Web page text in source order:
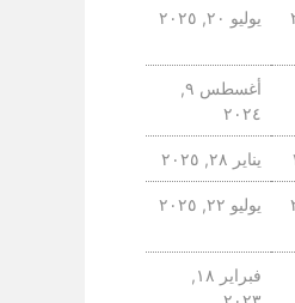
يوليو ٢٠, ٢٠٢٥
أغسطس ٩,
٢٠٢٤
يناير ٢٨, ٢٠٢٥
يوليو ٢٢, ٢٠٢٥
فبراير ١٨,